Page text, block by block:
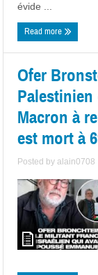
évide ...
Read more
Ofer
Macron à
est mort à
Posted byalain0708